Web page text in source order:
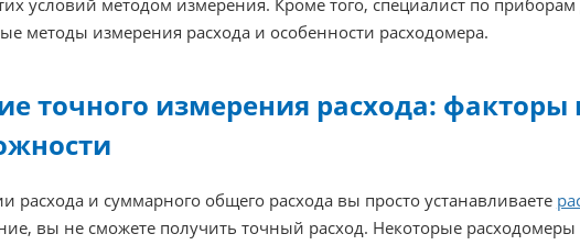
условий методом измерения. Кроме того, специалист по
методы измерения расхода и особенности расходомера.
точного измерения расхода:
расхода и суммарного общего расхода вы просто устанавливаете
вы не сможете получить точный расход. Некоторые